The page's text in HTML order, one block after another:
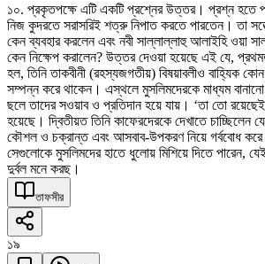
১০. প্রকৃতপক্ষে এটি একটি প্রশ্নের উত্তর। প্রশ্ন হতে
নিজ কুদরতে সরাসরিই শত্রু নিপাত করতে পারতেন। তা
কেন ব্যবহার করলেন এবং নবী সাল্লাল্লাহু আলাইহি ওয়া
কেন নিক্ষেপ করালেন? উত্তর দেওয়া হয়েছে এই যে,
হল, তিনি তাকবীনী (রহস্যজগতীয়) বিষয়াবলীও বাহ্যিক
সম্পন্ন করে থাকেন। এস্থলে মুসলিমদেরকে মাধ্যম
ছলে তাদের সওয়াব ও প্রতিদান হয়ে যায়। ‘তা তো
হয়েছে। দ্বিতীয়ত তিনি কাফেরদেরকে দেখাতে চাচ্ছিলেন
কৌশল ও চক্রান্ত এবং আসবাব-উপকরণ নিয়ে গর্ববোধ
সেগুলোকে মুসলিমদের হাতে ধুলোয় মিশিয়ে দিতে পারেন,
দুর্বল মনে করছ।
তাফসীর
১৯